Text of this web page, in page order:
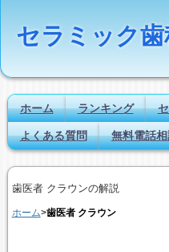
ホーム ランキング
よくある質問 無料電話
歯医者 クラウンの解説
ホーム>歯医者 クラウン